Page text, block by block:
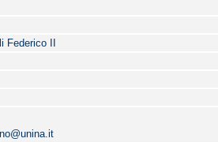
Federico II